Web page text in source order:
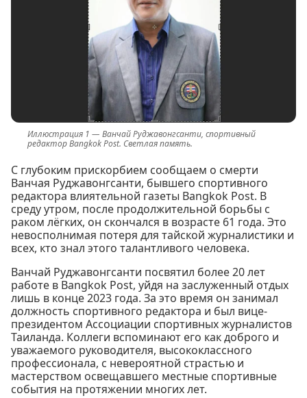
Ванчай Руджавонгсанти, спортивный
редактор Bangkok Post. Светлая память.
С глубоким прискорбием сообщаем о смерти
Ванчая Руджавонгсанти, бывшего спортивного
редактора влиятельной газеты Bangkok Post. В
среду утром, после продолжительной борьбы с
раком лёгких, он скончался в возрасте 61 года. Это
невосполнимая потеря для тайской журналистики и
всех, кто знал этого талантливого человека.
Ванчай Руджавонгсанти посвятил более 20 лет
работе в Bangkok Post, уйдя на заслуженный отдых
лишь в конце 2023 года. За это время он занимал
должность спортивного редактора и был вице-
президентом Ассоциации спортивных журналистов
Таиланда. Коллеги вспоминают его как доброго и
уважаемого руководителя, высококлассного
профессионала, с невероятной страстью и
мастерством освещавшего местные спортивные
события на протяжении многих лет.